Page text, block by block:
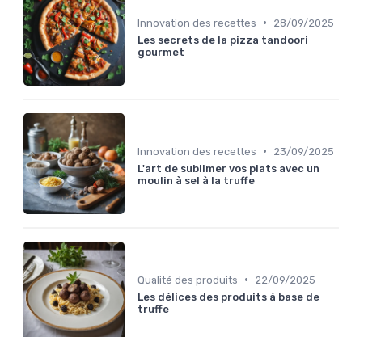
Innovation des recettes •
28/09/2025
Les secrets de la pizza tandoori
gourmet
Innovation des recettes •
23/09/2025
L'art de sublimer vos plats avec un
moulin à sel à la truffe
Qualité des produits •
22/09/2025
Les délices des produits à base de
truffe